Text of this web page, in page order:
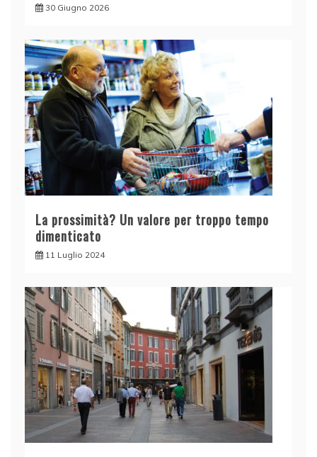
30 Giugno 2026
La prossimità? Un valore per troppo tempo
dimenticato
11 Luglio 2024